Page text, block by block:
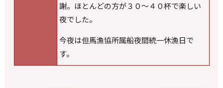
謝。ほとんどの方が３０～４０杯で楽しい
夜でした。
今夜は但馬漁協所属船夜間統一休漁日で
す。